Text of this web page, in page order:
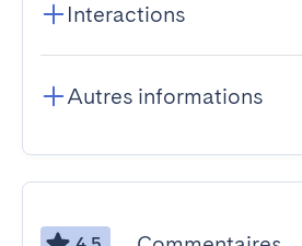
Interactions
Autres informations